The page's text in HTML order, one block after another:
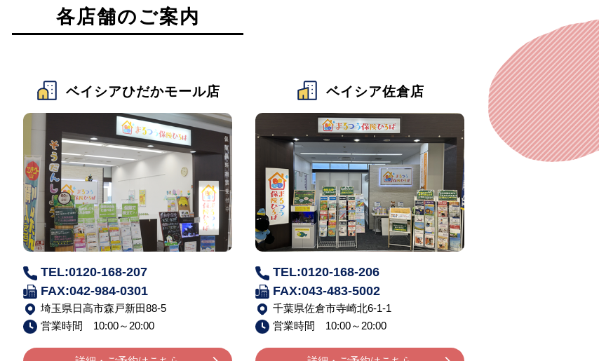
各店舗のご案内
ベイシアひだかモール店
TEL:0120-168-207
FAX:042-984-0301
埼玉県日高市森戸新田88-5
営業時間 10:00～20:00
ベイシア佐倉店
TEL:0120-168-206
FAX:043-483-5002
千葉県佐倉市寺崎北6-1-1
営業時間 10:00～20:00